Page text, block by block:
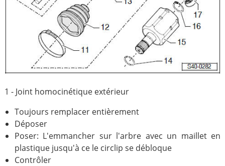
1 - Joint homocinétique extérieur
Toujours remplacer entièrement
Déposer
Poser: L'emmancher sur l'arbre avec un maillet en
plastique jusqu'à ce le circlip se débloque
Contrôler